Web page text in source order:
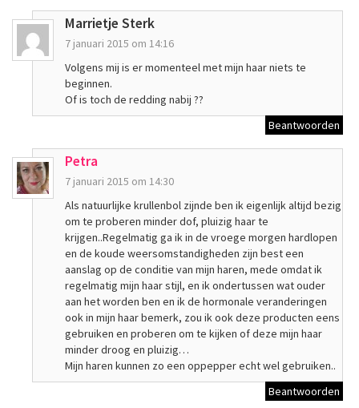
Marrietje Sterk
7 januari 2015 om 14:16
Volgens mij is er momenteel met mijn haar niets te
beginnen.
Of is toch de redding nabij ??
Beantwoorden
Petra
7 januari 2015 om 14:30
Als natuurlijke krullenbol zijnde ben ik eigenlijk altijd bezig
om te proberen minder dof, pluizig haar te
krijgen..Regelmatig ga ik in de vroege morgen hardlopen
en de koude weersomstandigheden zijn best een
aanslag op de conditie van mijn haren, mede omdat ik
regelmatig mijn haar stijl, en ik ondertussen wat ouder
aan het worden ben en ik de hormonale veranderingen
ook in mijn haar bemerk, zou ik ook deze producten eens
gebruiken en proberen om te kijken of deze mijn haar
minder droog en pluizig…
Mijn haren kunnen zo een oppepper echt wel gebruiken..
Beantwoorden